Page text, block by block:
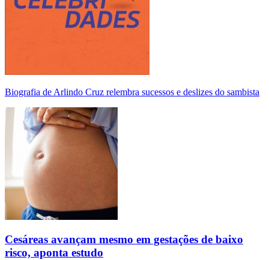
Biografia de Arlindo Cruz relembra sucessos e deslizes do sambista
Cesáreas avançam mesmo em gestações de baixo
risco, aponta estudo